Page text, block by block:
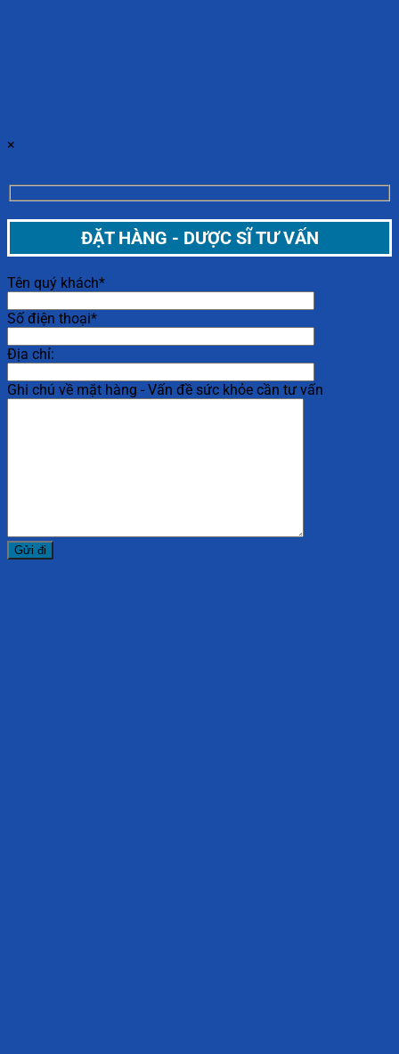
×
ĐẶT HÀNG - DƯỢC SĨ TƯ VẤN
Tên quý khách*
Số điện thoại*
Địa chỉ:
Ghi chú về mặt hàng - Vấn đề sức khỏe cần tư vấn